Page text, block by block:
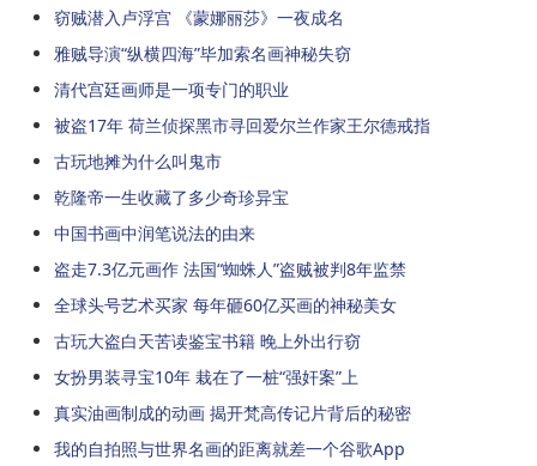
窃贼潜入卢浮宫 《蒙娜丽莎》一夜成名
雅贼导演“纵横四海”毕加索名画神秘失窃
清代宫廷画师是一项专门的职业
被盗17年 荷兰侦探黑市寻回爱尔兰作家王尔德戒指
古玩地摊为什么叫鬼市
乾隆帝一生收藏了多少奇珍异宝
中国书画中润笔说法的由来
盗走7.3亿元画作 法国“蜘蛛人”盗贼被判8年监禁
全球头号艺术买家 每年砸60亿买画的神秘美女
古玩大盗白天苦读鉴宝书籍 晚上外出行窃
女扮男装寻宝10年 栽在了一桩“强奸案”上
真实油画制成的动画 揭开梵高传记片背后的秘密
我的自拍照与世界名画的距离就差一个谷歌App